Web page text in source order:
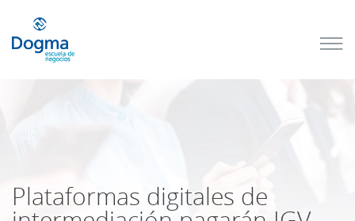
Plataformas digitales de
próximos